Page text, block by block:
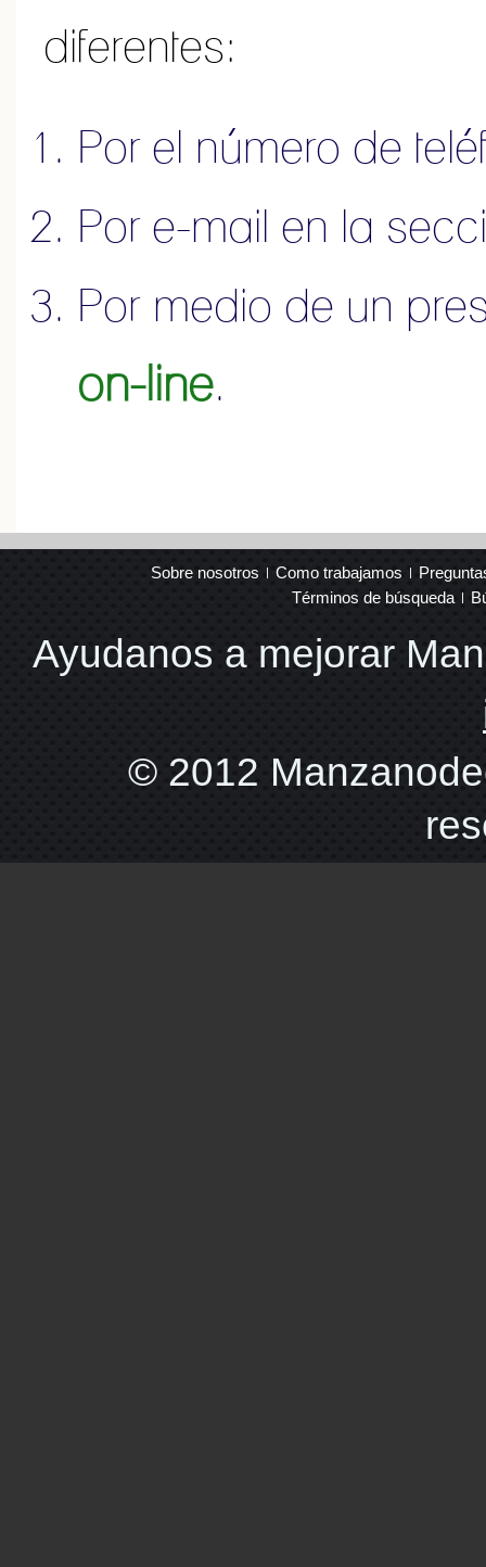
diferentes:
Por el número de
Por e-mail en la
Por medio de un
on-line.
Sobre nosotros Como trabajamos
Términos de búsqueda
Ayudanos a mejorar
© 2012